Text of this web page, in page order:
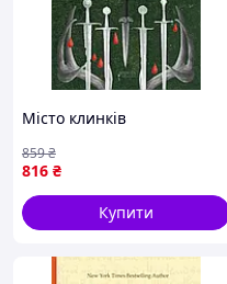
Місто клинків
816 ₴
859₴
Купити